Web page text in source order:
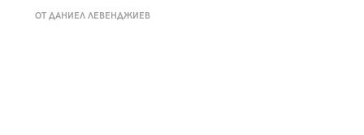
ОТ ДАНИЕЛ ЛЕВЕНДЖИЕВTender is the Wine – Какво